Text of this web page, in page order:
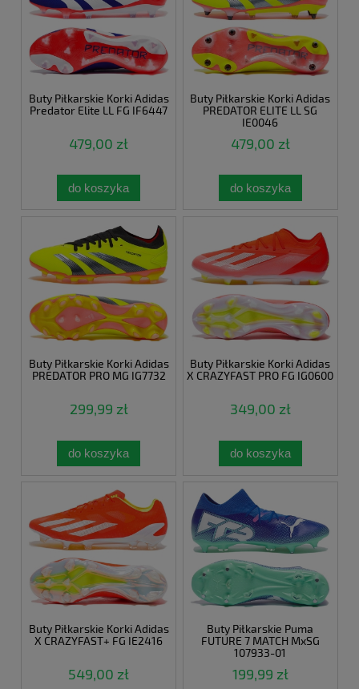
Buty Piłkarskie Korki Adidas
Predator Elite LL FG IF6447
479,00 zł
do koszyka
Buty Piłkarskie Korki Adidas
PREDATOR ELITE LL SG
IE0046
479,00 zł
do koszyka
Buty Piłkarskie Korki Adidas
PREDATOR PRO MG IG7732
299,99 zł
do koszyka
Buty Piłkarskie Korki Adidas
X CRAZYFAST PRO FG IG0600
349,00 zł
do koszyka
Buty Piłkarskie Korki Adidas
X CRAZYFAST+ FG IE2416
549,00 zł
Buty Piłkarskie Puma
FUTURE 7 MATCH MxSG
107933-01
199,99 zł